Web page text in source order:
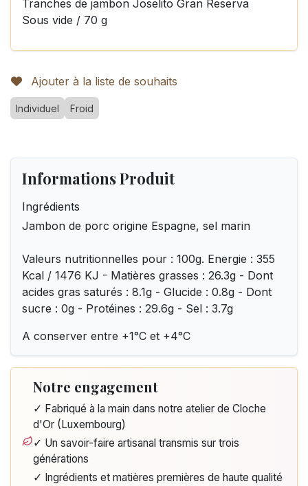
Tranches de jambon Joselito Gran Reserva
Sous vide / 70 g
Ajouter à la liste de souhaits
Individuel Froid
Informations Produit
Ingrédients
Jambon de porc origine Espagne, sel marin
Valeurs nutritionnelles pour : 100g. Energie : 355
Kcal / 1476 KJ - Matières grasses : 26.3g - Dont
acides gras saturés : 8.1g - Glucide : 0.8g - Dont
sucre : 0g - Protéines : 29.6g - Sel : 3.7g
A conserver entre +1°C et +4°C
Notre engagement
✓ Fabriqué à la main dans notre atelier de Cloche
d'Or (Luxembourg)
✓ Un savoir-faire artisanal transmis sur trois
générations
✓ Ingrédients et matières premières de haute qualité